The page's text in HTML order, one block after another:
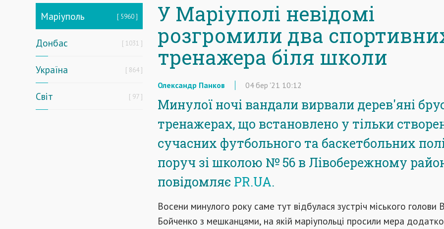
Маріуполь 5960
Донбас 1031
Україна 864
Світ 97
У Маріуполі невідомі
розгромили два
тренажера біля школи
Олександр Панков 04 бер '21 10:12
Минулої ночі вандали вирвали дерев'яні
тренажерах, що встановлено у тільки
сучасних футбольного та баскетбольних
поруч зі школою № 56 в Лівобережному
повідомляє PR.UA.
Восени минулого року саме тут відбулася зустріч міського голови
Бойченко з мешканцями, на якій маріупольці просили мера